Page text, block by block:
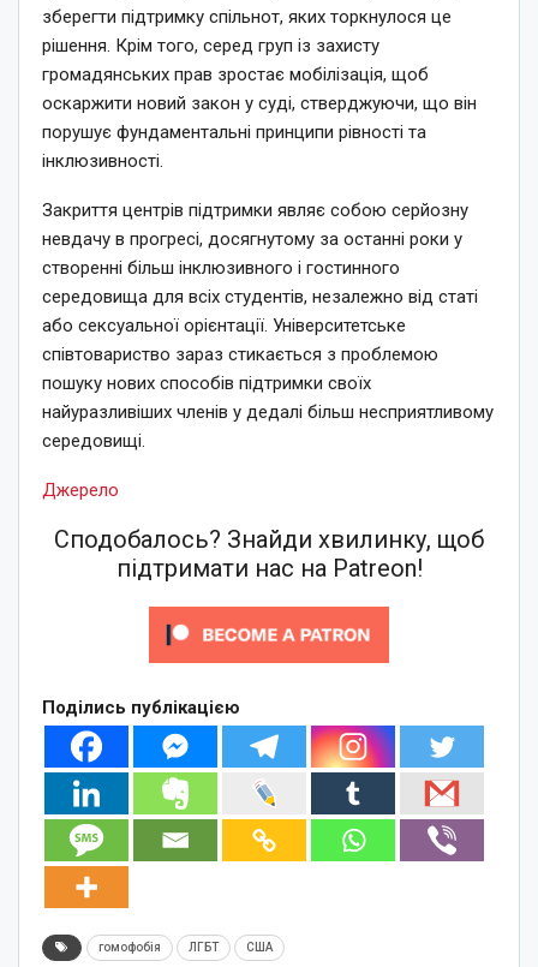
зберегти підтримку спільнот, яких торкнулося це
рішення. Крім того, серед груп із захисту
громадянських прав зростає мобілізація, щоб
оскаржити новий закон у суді, стверджуючи, що він
порушує фундаментальні принципи рівності та
інклюзивності.
Закриття центрів підтримки являє собою серйозну
невдачу в прогресі, досягнутому за останні роки у
створенні більш інклюзивного і гостинного
середовища для всіх студентів, незалежно від статі
або сексуальної орієнтації. Університетське
співтовариство зараз стикається з проблемою
пошуку нових способів підтримки своїх
найуразливіших членів у дедалі більш несприятливому
середовищі.
Джерело
Сподобалось? Знайди хвилинку, щоб
підтримати нас на Patreon!
Поділись публікацією
гомофобія ЛГБТ США